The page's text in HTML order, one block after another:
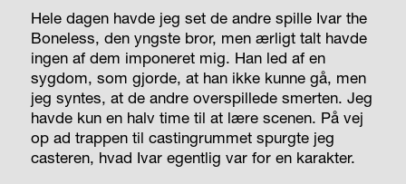
Hele dagen havde jeg set de andre spille Ivar the
Boneless, den yngste bror, men ærligt talt havde
ingen af dem imponeret mig. Han led af en
sygdom, som gjorde, at han ikke kunne gå, men
jeg syntes, at de andre overspillede smerten. Jeg
havde kun en halv time til at lære scenen. På vej
op ad trappen til castingrummet spurgte jeg
casteren, hvad Ivar egentlig var for en karakter.